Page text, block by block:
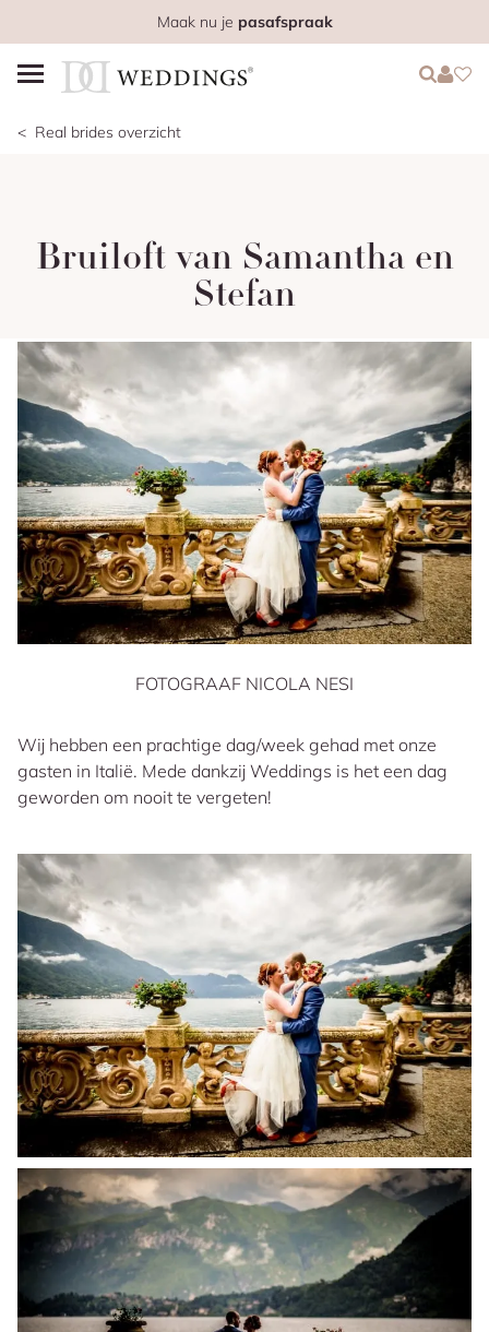
Maak nu je pasafspraak
Login
Login
Real brides overzicht
Bruiloft van Samantha en
Stefan
FOTOGRAAF NICOLA NESI
Wij hebben een prachtige dag/week gehad met onze
gasten in Italië. Mede dankzij Weddings is het een dag
geworden om nooit te vergeten!